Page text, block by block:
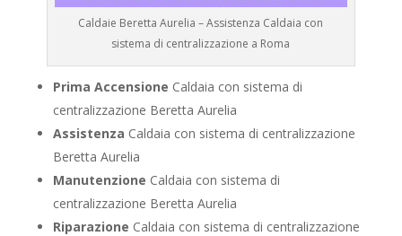
Caldaie Beretta Aurelia – Assistenza Caldaia con
sistema di centralizzazione a Roma
Prima Accensione Caldaia con sistema di
centralizzazione Beretta Aurelia
Assistenza Caldaia con sistema di centralizzazione
Beretta Aurelia
Manutenzione Caldaia con sistema di
centralizzazione Beretta Aurelia
Riparazione Caldaia con sistema di centralizzazione